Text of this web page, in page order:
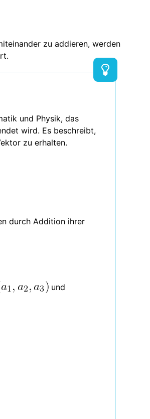
zu addieren, werden
und Physik, das
wird. Es beschreibt,
zu erhalten.
durch Addition ihrer
und